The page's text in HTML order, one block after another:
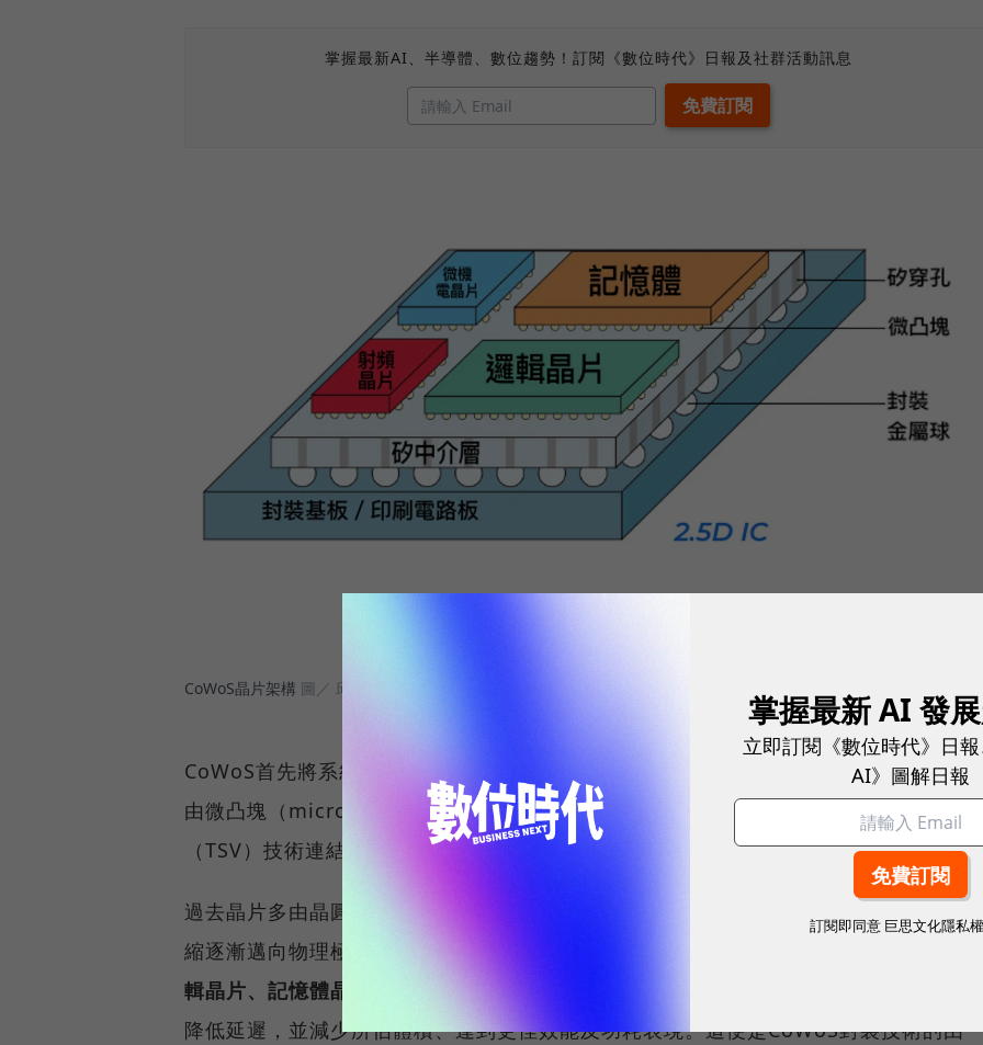
掌握最新AI、半導體、數位趨勢！訂閱《數位時代》日報及社群活動訊息
CoWoS晶片架構 圖／ 邱品蓉製作
CoWoS首先將系統單晶片（SoC）、記憶體等晶片設置於中介層（interposer）上，
由微凸塊（micro bump）連結，讓各晶片間的電子訊號順利傳輸，並經由「矽穿孔」
（TSV）技術連結至下方的基板。
過去晶片多由晶圓製造廠生產完後，再送到封測廠進行封裝測試，不過隨著電晶體的微
縮逐漸邁向物理極限，晶圓廠發展出其他出路：
輯晶片、記憶體晶片等整合到同一個晶片上，實現2.5D封裝
降低延遲，並減少所佔體積、達到更佳效能及功耗表現。這便是CoWoS封裝技術的由
掌握最新 AI 發
立即訂閱《數位時代》日
AI》圖解日報
訂閱即同意 巨思文化隱私